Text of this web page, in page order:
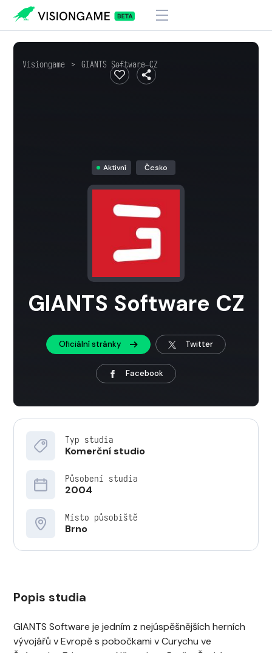
Visiongame > GIANTS Software CZ
Aktivní Česko
GIANTS Software CZ
Oficiální stránky Twitter
Facebook
Typ studia
Komerční studio
Působení studia
2004
Místo působiště
Brno
Popis studia
GIANTS Software je jedním z nejúspěšnějších herních
vývojářů v Evropě s pobočkami v Curychu ve